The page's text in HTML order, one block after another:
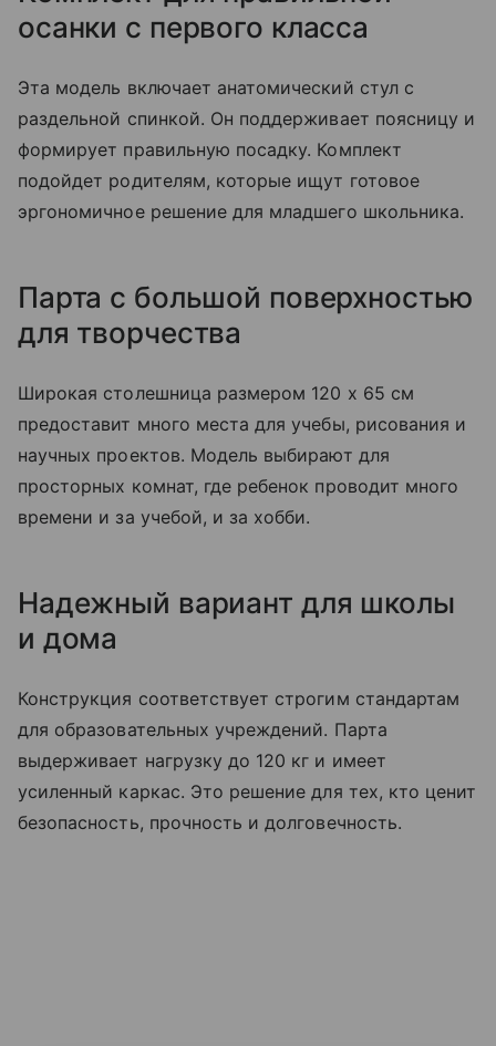
осанки с первого класса
Эта модель включает анатомический стул с
раздельной спинкой. Он поддерживает поясницу и
формирует правильную посадку. Комплект
подойдет родителям, которые ищут готовое
эргономичное решение для младшего школьника.
Парта с большой поверхностью
для творчества
Широкая столешница размером 120 х 65 см
предоставит много места для учебы, рисования и
научных проектов. Модель выбирают для
просторных комнат, где ребенок проводит много
времени и за учебой, и за хобби.
Надежный вариант для школы
и дома
Конструкция соответствует строгим стандартам
для образовательных учреждений. Парта
выдерживает нагрузку до 120 кг и имеет
усиленный каркас. Это решение для тех, кто ценит
безопасность, прочность и долговечность.